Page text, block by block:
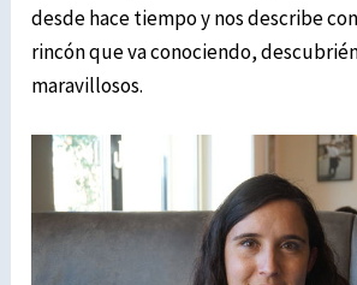
desde hace tiempo y nos describe
rincón que va conociendo,
maravillosos.